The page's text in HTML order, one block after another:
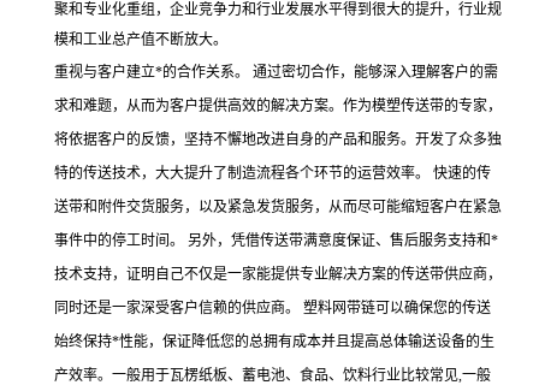
聚和专业化重组，企业竞争力和行业发展水平得到很大的提升，行业规
模和工业总产值不断放大。
重视与客户建立*的合作关系。 通过密切合作，能够深入理解客户的需
求和难题，从而为客户提供高效的解决方案。作为模塑传送带的专家，
将依据客户的反馈，坚持不懈地改进自身的产品和服务。开发了众多独
特的传送技术，大大提升了制造流程各个环节的运营效率。 快速的传
送带和附件交货服务，以及紧急发货服务，从而尽可能缩短客户在紧急
事件中的停工时间。 另外，凭借传送带满意度保证、售后服务支持和*
技术支持，证明自己不仅是一家能提供专业解决方案的传送带供应商，
同时还是一家深受客户信赖的供应商。 塑料网带链可以确保您的传送
始终保持*性能，保证降低您的总拥有成本并且提高总体输送设备的生
产效率。一般用于瓦楞纸板、蓄电池、食品、饮料行业比较常见,一般